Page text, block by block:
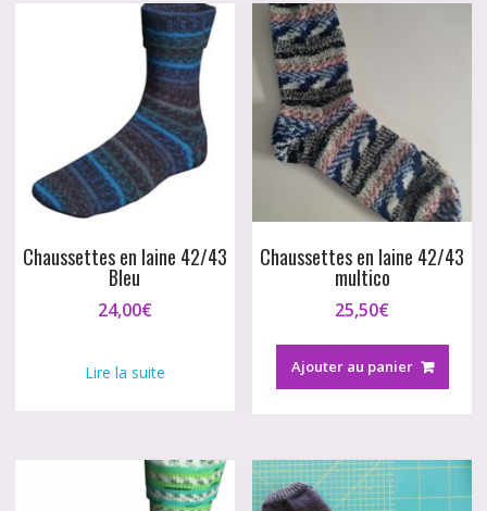
Chaussettes en laine 42/43
Bleu
24,00€
Lire la suite
Chaussettes en laine 42/43
multico
25,50€
Ajouter au panier